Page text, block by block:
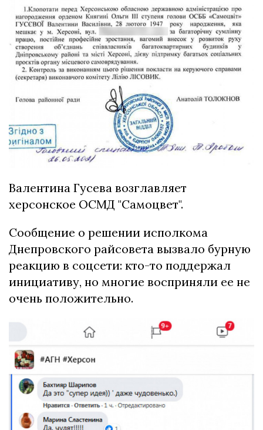
Валентина Гусева возглавляет
херсонское ОСМД "Самоцвет".
Сообщение о решении исполкома
Днепровского райсовета вызвало бурную
реакцию в соцсети: кто-то поддержал
инициативу, но многие восприняли ее не
очень положительно.